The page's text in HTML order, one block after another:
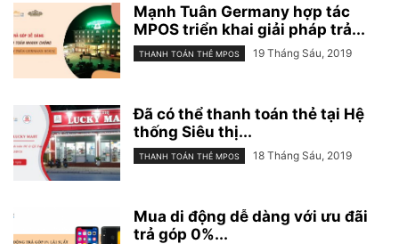
Mạnh Tuân Germany hợp tác
MPOS triển khai giải pháp trả...
THANH TOÁN THẺ MPOS 19 Tháng Sáu, 2019
Đã có thể thanh toán thẻ tại Hệ
thống Siêu thị...
THANH TOÁN THẺ MPOS 18 Tháng Sáu, 2019
Mua di động dễ dàng với ưu đãi
trả góp 0%...